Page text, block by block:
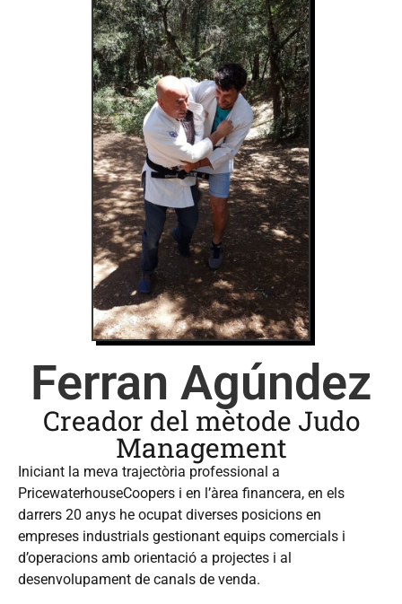
Ferran Agúndez
Creador del mètode Judo
Management
Iniciant la meva trajectòria professional a
PricewaterhouseCoopers i en l’àrea financera, en els
darrers 20 anys he ocupat diverses posicions en
empreses industrials gestionant equips comercials i
d’operacions amb orientació a projectes i al
desenvolupament de canals de venda.